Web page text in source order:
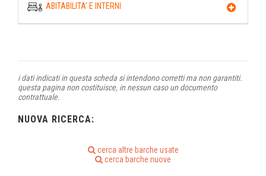
ABITABILITA' E INTERNI
i dati indicati in questa scheda si intendono corretti ma non garantiti.
questa pagina non costituisce, in nessun caso un documento
contrattuale.
NUOVA RICERCA:
cerca altre barche usate
cerca barche nuove